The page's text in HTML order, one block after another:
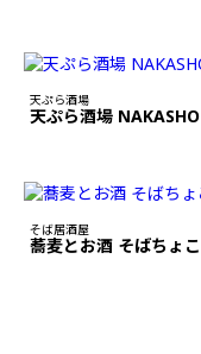
天ぷら酒場
天ぷら酒場 NAKASHO
そば居酒屋
蕎麦とお酒 そばちょこ